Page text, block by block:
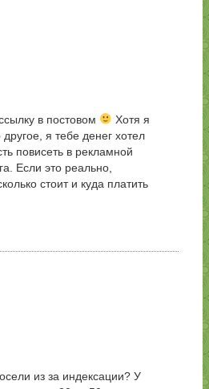
в постовом
Хотя я
я тебе денег хотел
повисеть в рекламной
Если это реально,
стоит и куда платить
из за индексации? У